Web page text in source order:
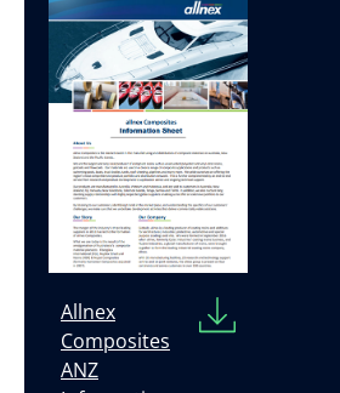
Allnex
Composites
ANZ